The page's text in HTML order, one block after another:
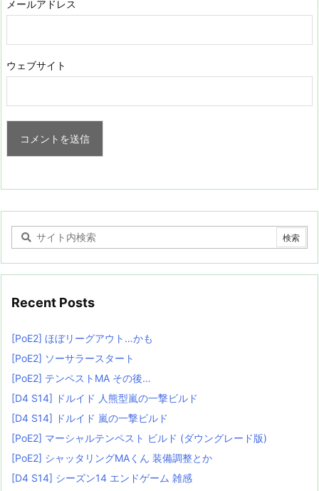
メールアドレス
ウェブサイト
Recent Posts
[PoE2] ほぼリーグアウト…かも
[PoE2] ソーサラースタート
[PoE2] テンペストMA その後…
[D4 S14] ドルイド 人熊型嵐の一撃ビルド
[D4 S14] ドルイド 嵐の一撃ビルド
[PoE2] マーシャルテンペスト ビルド (ダウングレード版)
[PoE2] シャッタリングMAくん 装備調整とか
[D4 S14] シーズン14 エンドゲーム 雑感